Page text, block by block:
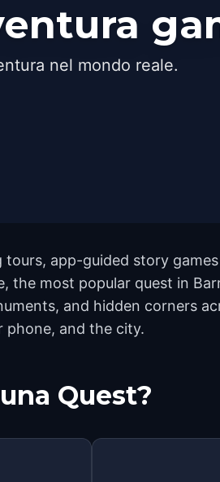
nel mondo reale.
tours, app-guided story
most popular quest in
and hidden corners
phone, and the city.
Quest?